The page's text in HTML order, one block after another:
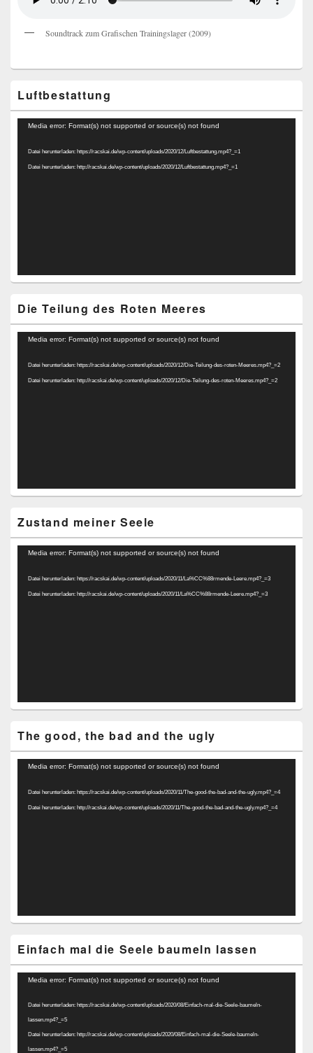
Soundtrack zum Grafischen Trainingslager (2009)
Luftbestattung
Video-
Media error: Format(s) not supported or source(s) not found
Datei herunterladen: https://racskai.de/wp-content/uploads/2020/12/Luftbestattung.mp4?_=1
Datei herunterladen: http://racskai.de/wp-content/uploads/2020/12/Luftbestattung.mp4?_=1
Die Teilung des Roten Meeres
Video-
Media error: Format(s) not supported or source(s) not found
Datei herunterladen: https://racskai.de/wp-content/uploads/2020/12/Die-Teilung-des-roten-Meeres.mp4?_=2
Datei herunterladen: http://racskai.de/wp-content/uploads/2020/12/Die-Teilung-des-roten-Meeres.mp4?_=2
Zustand meiner Seele
Video-
Media error: Format(s) not supported or source(s) not found
Datei herunterladen: https://racskai.de/wp-content/uploads/2020/11/La%CC%88rmende-Leere.mp4?_=3
Datei herunterladen: http://racskai.de/wp-content/uploads/2020/11/La%CC%88rmende-Leere.mp4?_=3
The good, the bad and the ugly
Video-
Media error: Format(s) not supported or source(s) not found
Datei herunterladen: https://racskai.de/wp-content/uploads/2020/11/The-good-the-bad-and-the-ugly.mp4?_=4
Datei herunterladen: http://racskai.de/wp-content/uploads/2020/11/The-good-the-bad-and-the-ugly.mp4?_=4
Einfach mal die Seele baumeln lassen
Video-
Media error: Format(s) not supported or source(s) not found
Datei herunterladen: https://racskai.de/wp-content/uploads/2020/08/Einfach-mal-die-Seele-baumeln-
lassen.mp4?_=5
Datei herunterladen: http://racskai.de/wp-content/uploads/2020/08/Einfach-mal-die-Seele-baumeln-
lassen.mp4?_=5